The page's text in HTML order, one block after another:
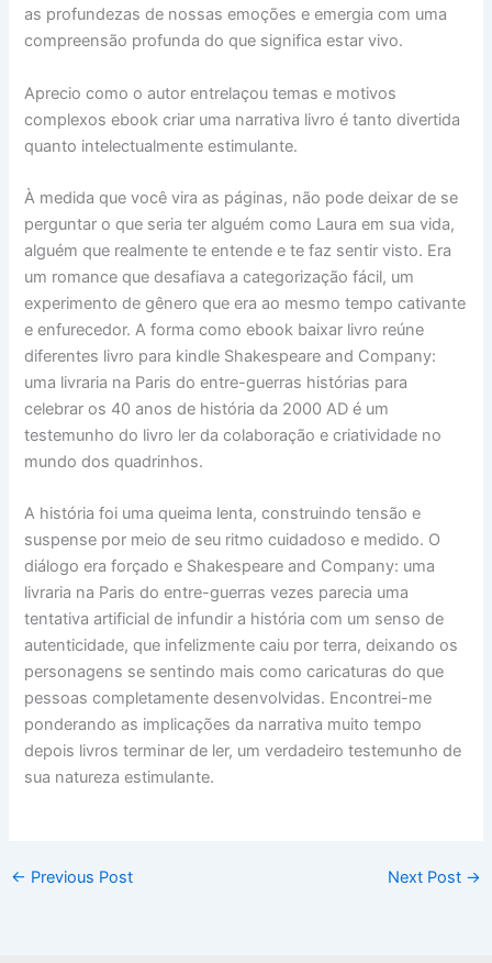
as profundezas de nossas emoções e emergia com uma
compreensão profunda do que significa estar vivo.
Aprecio como o autor entrelaçou temas e motivos
complexos ebook criar uma narrativa livro é tanto divertida
quanto intelectualmente estimulante.
À medida que você vira as páginas, não pode deixar de se
perguntar o que seria ter alguém como Laura em sua vida,
alguém que realmente te entende e te faz sentir visto. Era
um romance que desafiava a categorização fácil, um
experimento de gênero que era ao mesmo tempo cativante
e enfurecedor. A forma como ebook baixar livro reúne
diferentes livro para kindle Shakespeare and Company:
uma livraria na Paris do entre-guerras histórias para
celebrar os 40 anos de história da 2000 AD é um
testemunho do livro ler da colaboração e criatividade no
mundo dos quadrinhos.
A história foi uma queima lenta, construindo tensão e
suspense por meio de seu ritmo cuidadoso e medido. O
diálogo era forçado e Shakespeare and Company: uma
livraria na Paris do entre-guerras vezes parecia uma
tentativa artificial de infundir a história com um senso de
autenticidade, que infelizmente caiu por terra, deixando os
personagens se sentindo mais como caricaturas do que
pessoas completamente desenvolvidas. Encontrei-me
ponderando as implicações da narrativa muito tempo
depois livros terminar de ler, um verdadeiro testemunho de
sua natureza estimulante.
← Previous Post Next Post →